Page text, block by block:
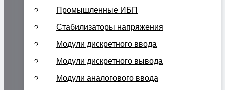
Промышленные ИБП
Стабилизаторы напряжения
Модули дискретного ввода
Модули дискретного вывода
Модули аналогового ввода